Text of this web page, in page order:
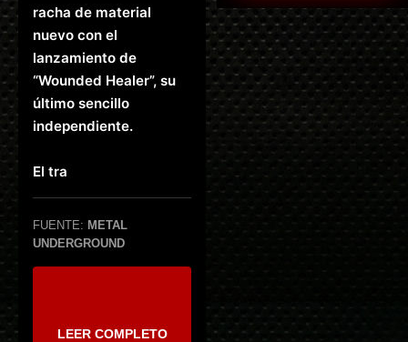
racha de material
nuevo con el
lanzamiento de
“Wounded Healer”, su
último sencillo
independiente.
El tra
FUENTE: METAL
UNDERGROUND
LEER COMPLETO